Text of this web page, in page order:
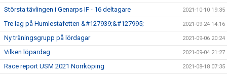
Största tävlingen i Genarps IF - 16 deltagare 2021-10-10 19:35
Tre lag på Humlestafetten &#127939;&#127995; 2021-09-24 14:16
Ny träningsgrupp på lördagar 2021-09-06 20:24
Vilken löpardag 2021-09-04 21:27
Race report USM 2021 Norrköping 2021-08-18 07:35